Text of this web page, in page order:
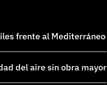
frente al Mediterráneo
del aire sin obra mayor